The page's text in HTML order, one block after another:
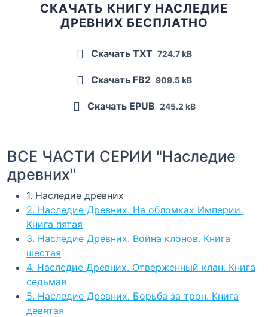
СКАЧАТЬ КНИГУ НАСЛЕДИЕ
ДРЕВНИХ БЕСПЛАТНО
Скачать TXT 724.7 kB
Скачать FB2 909.5 kB
Скачать EPUB 245.2 kB
ВСЕ ЧАСТИ СЕРИИ "Наследие
древних"
1. Наследие древних
2. Наследие Древних. На обломках Империи.
Книга пятая
3. Наследие Древних. Война клонов. Книга
шестая
4. Наследие Древних. Отверженный клан. Книга
седьмая
5. Наследие Древних. Борьба за трон. Книга
девятая